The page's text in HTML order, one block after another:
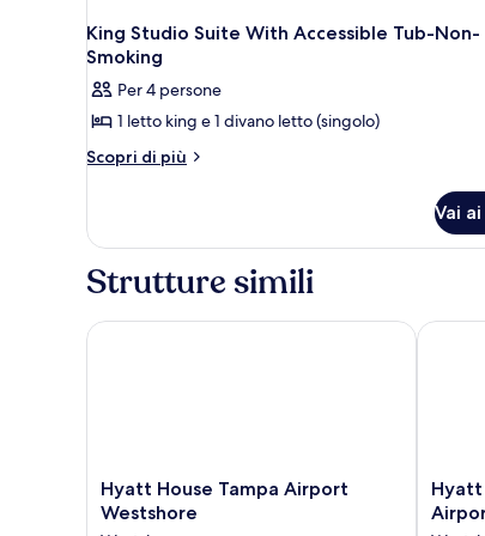
King Studio Suite With Accessible Tub-Non-
Smoking
Per 4 persone
1 letto king e 1 divano letto (singolo)
Scopri di più
Altri
Studio
With
Tub-
Vai
Strutture simili
Hyatt
House
Hyatt House Tampa Airport
Westshore
Hyatt House Tampa Airport Westshore
Hyatt
Place
Tampa
Hyatt
Hyatt